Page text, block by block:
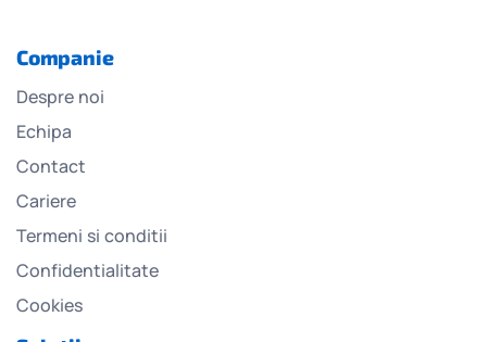
Companie
Despre noi
Echipa
Contact
Cariere
Termeni si conditii
Confidentialitate
Cookies